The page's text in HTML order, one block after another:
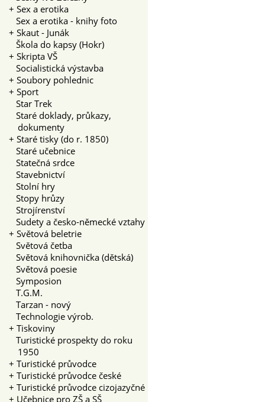
+ Sex a erotika
Sex a erotika - knihy foto
+ Skaut - Junák
Škola do kapsy (Hokr)
+ Skripta VŠ
Socialistická výstavba
+ Soubory pohlednic
+ Sport
Star Trek
Staré doklady, průkazy,
dokumenty
+ Staré tisky (do r. 1850)
Staré učebnice
Statečná srdce
Stavebnictví
Stolní hry
Stopy hrůzy
Strojírenství
Sudety a česko-německé vztahy
+ Světová beletrie
Světová četba
Světová knihovnička (dětská)
Světová poesie
Symposion
T.G.M.
Tarzan - nový
Technologie výrob.
+ Tiskoviny
Turistické prospekty do roku
1950
+ Turistické průvodce
+ Turistické průvodce české
+ Turistické průvodce cizojazyčné
+ Učebnice pro ZŠ a SŠ